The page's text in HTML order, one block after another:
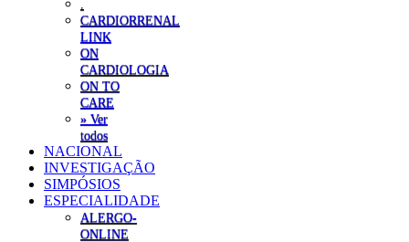
CARDIORRENAL
LINK
ON
CARDIOLOGIA
ON TO
CARE
» Ver
todos
NACIONAL
INVESTIGAÇÃO
SIMPÓSIOS
ESPECIALIDADE
ALERGO-
ONLINE